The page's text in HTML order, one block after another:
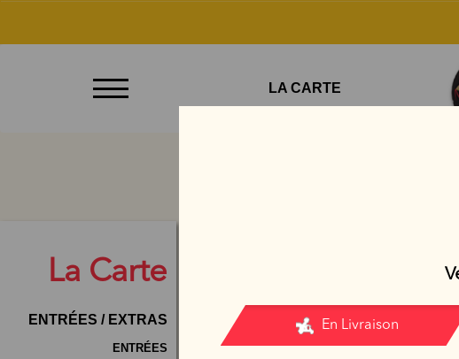
Emporter
Contact
Mentions
Légales
LA CARTE
La Carte
ENTRÉES / EXTRAS
ENTRÉES